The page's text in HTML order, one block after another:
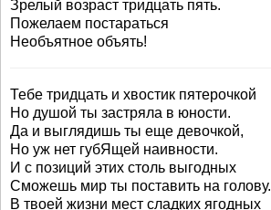
Зрелый возраст тридцать пять.
Пожелаем постараться
Необъятное объять!
Тебе тридцать и хвостик пятерочкой
Но душой ты застряла в юности.
Да и выглядишь ты еще девочкой,
Но уж нет губЯщей наивности.
И с позиций этих столь выгодных
Сможешь мир ты поставить на голову.
В твоей жизни мест сладких ягодных